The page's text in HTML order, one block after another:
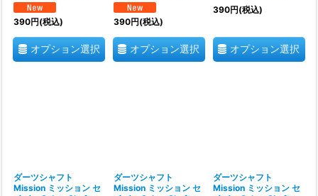
390円(税込)
オプション選択
390円(税込)
オプション選択
390円(税込)
オプション選択
ダーツシャフト
Mission ミッション セ
ダーツシャフト
Mission ミッション セ
ダーツシャフト
Mission ミッション セ